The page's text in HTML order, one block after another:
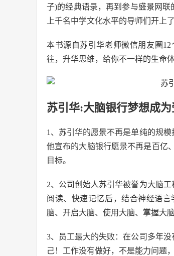
子)的经典语录，再到参与盛景网
上千名中学文化水平的导师们开上
本书源自苏引华老师微信朋友圈
往，升华思维，给你不一样的生命体
苏引华:大脑银行梦想成
1、苏引华的愿景不再是单纯的规
他宣布的大脑银行愿景不再是百亿
目标。
2、公司创始人苏引华被誉为大脑
阅读、快速记忆后，结合神经语
脑、开启大脑、使用大脑、掌握大
3、员工最大的失败：在公司多年
己！工作没有做好，不是能力问题